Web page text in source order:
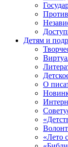
Детям и
О
«Лето